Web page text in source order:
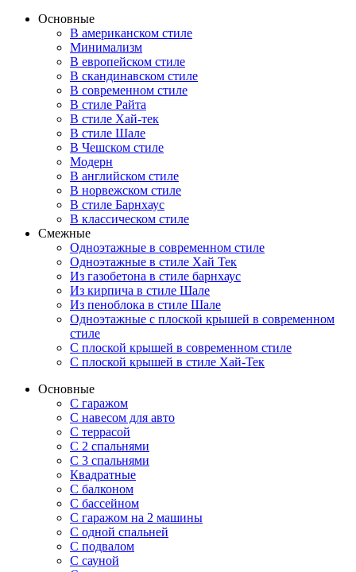
Основные
В американском стиле
Минимализм
В европейском стиле
В скандинавском стиле
В современном стиле
В стиле Райта
В стиле Хай-тек
В стиле Шале
В Чешском стиле
Модерн
В английском стиле
В норвежском стиле
В стиле Барнхаус
В классическом стиле
Смежные
Одноэтажные в современном стиле
Одноэтажные в стиле Хай Тек
Из газобетона в стиле барнхаус
Из кирпича в стиле Шале
Из пеноблока в стиле Шале
Одноэтажные с плоской крышей в современном
стиле
С плоской крышей в современном стиле
С плоской крышей в стиле Хай-Тек
Основные
С гаражом
С навесом для авто
С террасой
С 2 спальнями
С 3 спальнями
Квадратные
С балконом
С бассейном
С гаражом на 2 машины
С одной спальней
С подвалом
С сауной